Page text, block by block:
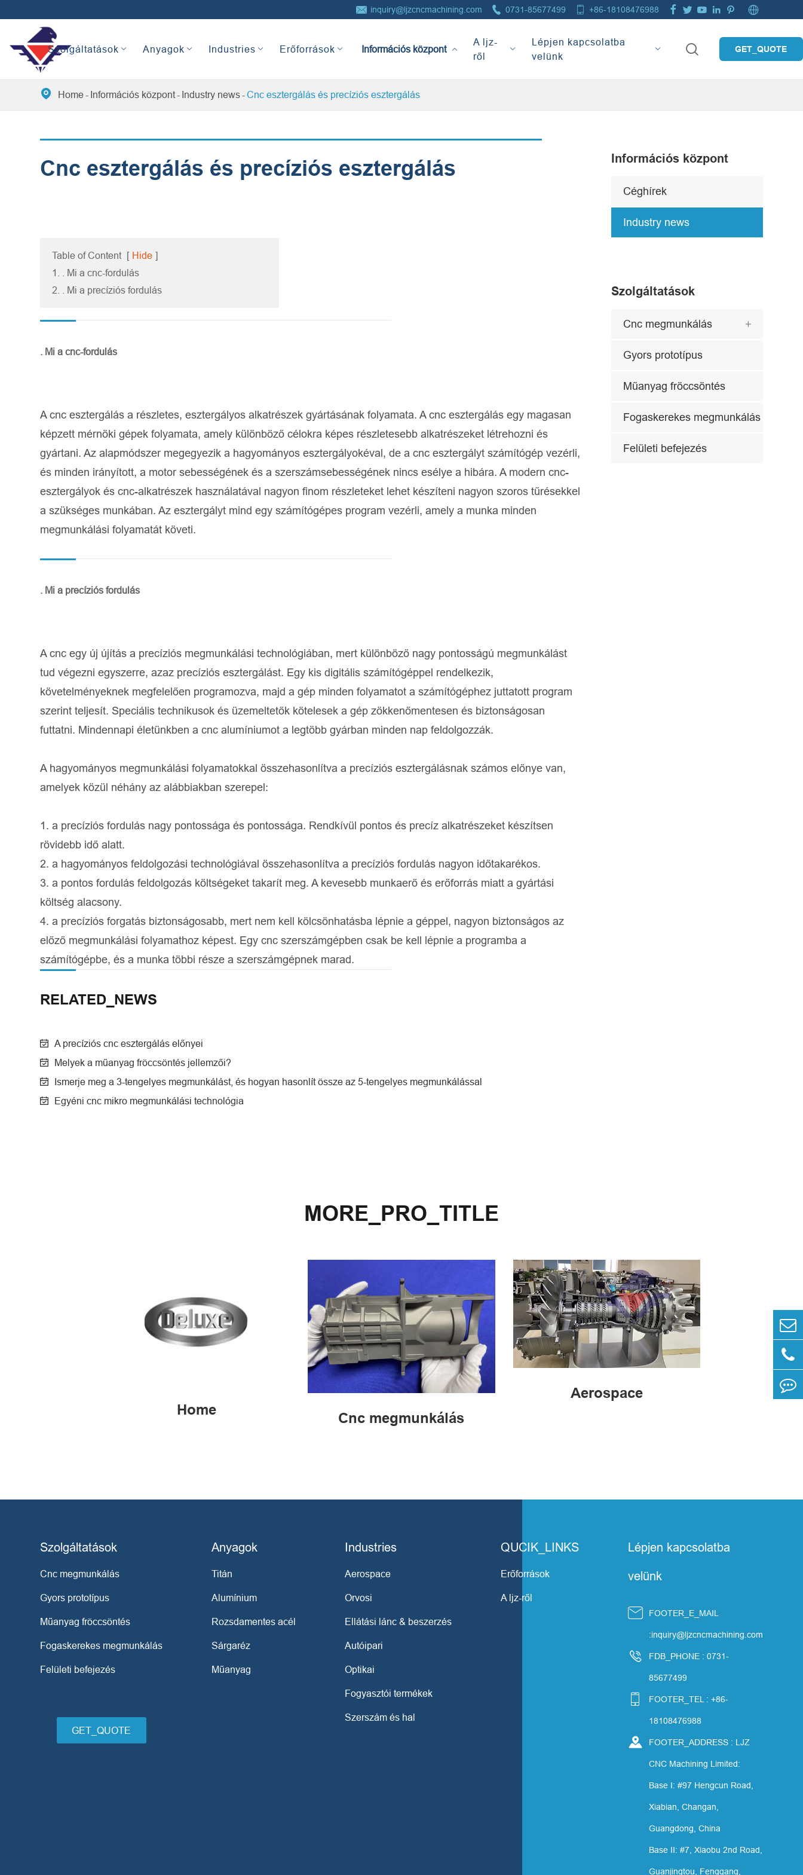
 inquiry@ljzcncmachining.com  0731-85677499  +86-18108476988      
Szolgáltatások Anyagok Industries Erőforrások
központ
A ljz-
ről
Lépjen kapcsolatba
velünk
 GET_QUOTE
 Home Információs központ Industry news Cnc esztergálás és precíziós esztergálás
Cnc esztergálás és precíziós esztergálás
Table of Content [ Hide ]
1. . Mi a cnc-fordulás
2. . Mi a precíziós fordulás
. Mi a cnc-fordulás
A cnc esztergálás a részletes, esztergályos alkatrészek gyártásának folyamata. A cnc esztergálás egy magasan
képzett mérnöki gépek folyamata, amely különböző célokra képes részletesebb alkatrészeket létrehozni és
gyártani. Az alapmódszer megegyezik a hagyományos esztergályokéval, de a cnc esztergályt számítógép vezérli,
és minden irányított, a motor sebességének és a szerszámsebességének nincs esélye a hibára. A modern cnc-
esztergályok és cnc-alkatrészek használatával nagyon finom részleteket lehet készíteni nagyon szoros tűrésekkel
a szükséges munkában. Az esztergályt mind egy számítógépes program vezérli, amely a munka minden
megmunkálási folyamatát követi.
. Mi a precíziós fordulás
A cnc egy új újítás a precíziós megmunkálási technológiában, mert különböző nagy pontosságú megmunkálást
tud végezni egyszerre, azaz precíziós esztergálást. Egy kis digitális számítógéppel rendelkezik,
követelményeknek megfelelően programozva, majd a gép minden folyamatot a számítógéphez juttatott program
szerint teljesít. Speciális technikusok és üzemeltetők kötelesek a gép zökkenőmentesen és biztonságosan
futtatni. Mindennapi életünkben a cnc alumíniumot a legtöbb gyárban minden nap feldolgozzák.
A hagyományos megmunkálási folyamatokkal összehasonlítva a precíziós esztergálásnak számos előnye van,
amelyek közül néhány az alábbiakban szerepel:
1. a precíziós fordulás nagy pontossága és pontossága. Rendkívül pontos és precíz alkatrészeket készítsen
rövidebb idő alatt.
2. a hagyományos feldolgozási technológiával összehasonlítva a precíziós fordulás nagyon időtakarékos.
3. a pontos fordulás feldolgozás költségeket takarít meg. A kevesebb munkaerő és erőforrás miatt a gyártási
költség alacsony.
4. a precíziós forgatás biztonságosabb, mert nem kell kölcsönhatásba lépnie a géppel, nagyon biztonságos az
előző megmunkálási folyamathoz képest. Egy cnc szerszámgépben csak be kell lépnie a programba a
számítógépbe, és a munka többi része a szerszámgépnek marad.
RELATED_NEWS
A precíziós cnc esztergálás előnyei
Melyek a műanyag fröccsöntés jellemzői?
Ismerje meg a 3-tengelyes megmunkálást, és hogyan hasonlít össze az 5-tengelyes megmunkálással
Egyéni cnc mikro megmunkálási technológia
Információs központ
Céghírek
Industry news
Szolgáltatások
Cnc megmunkálás 
Gyors prototípus
Műanyag fröccsöntés
Fogaskerekes megmunkálás
Felületi befejezés
MORE_PRO_TITLE
Home
Cnc megmunkálás
Aerospace
Szolgáltatások
Cnc megmunkálás
Gyors prototípus
Műanyag fröccsöntés
Fogaskerekes megmunkálás
Felületi befejezés
GET_QUOTE
Anyagok
Titán
Alumínium
Rozsdamentes acél
Sárgaréz
Műanyag
Industries
Aerospace
Orvosi
Ellátási lánc & beszerzés
Autóipari
Optikai
Fogyasztói termékek
Szerszám és hal
QUCIK_LINKS
Erőforrások
A ljz-ről
Lépjen kapcsolatba
velünk
 FOOTER_E_MAIL
:inquiry@ljzcncmachining.com
 FDB_PHONE : 0731-
85677499
 FOOTER_TEL : +86-
18108476988
 FOOTER_ADDRESS : LJZ
CNC Machining Limited:
Base I: #97 Hengcun Road,
Xiabian, Changan,
Guangdong, China
Base II: #7, Xiaobu 2nd Road,
Guanjingtou, Fenggang,